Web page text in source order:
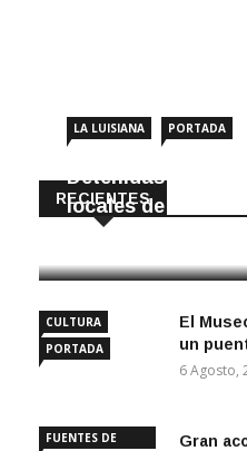
RECIENTES
LA LUISIANA PORTADA
Detenidas dos
locales de La
CULTURA
PORTADA
El
un
6 Agosto,
FUENTES DE
Gran